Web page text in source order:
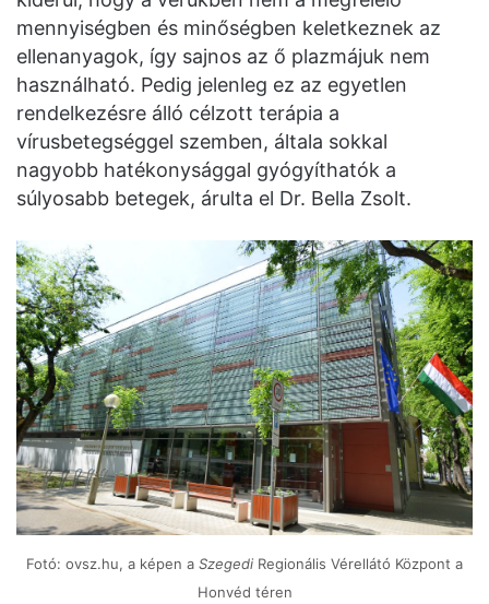
mennyiségben és minőségben keletkeznek az
ellenanyagok, így sajnos az ő plazmájuk nem
használható. Pedig jelenleg ez az egyetlen
rendelkezésre álló célzott terápia a
vírusbetegséggel szemben, általa sokkal
nagyobb hatékonysággal gyógyíthatók a
súlyosabb betegek, árulta el Dr. Bella Zsolt.
Fotó: ovsz.hu, a képen a Szegedi Regionális Vérellátó Központ a
Honvéd téren